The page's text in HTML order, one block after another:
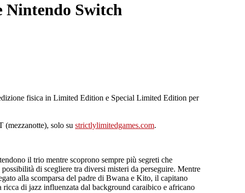
Nintendo Switch
fisica in Limited Edition e Special Limited Edition per
(mezzanotte), solo su strictlylimitedgames.com.
il trio mentre scoprono sempre più segreti che
di scegliere tra diversi misteri da perseguire. Mentre
alla scomparsa del padre di Bwana e Kito, il capitano
di jazz influenzata dal background caraibico e africano